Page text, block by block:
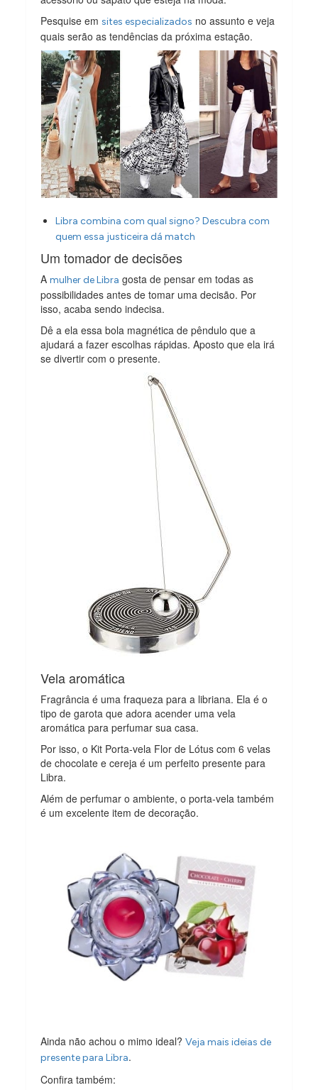
Pesquise emsites especializados no assunto e veja
quais serão as tendências da próxima estação.
Libra combina com qual signo? Descubra com
quem essa justiceira dá match
Um tomador de decisões
Amulher de Libra gosta de pensar em todas as
possibilidades antes de tomar uma decisão. Por
isso, acaba sendo indecisa.
Dê a ela essa bola magnética de pêndulo que a
ajudará a fazer escolhas rápidas. Aposto que ela irá
se divertir com o presente.
Vela aromática
Fragrância é uma fraqueza para a libriana. Ela é o
tipo de garota que adora acender uma vela
aromática para perfumar sua casa.
Por isso, o Kit Porta-vela Flor de Lótus com 6 velas
de chocolate e cereja é um perfeito presente para
Libra.
Além de perfumar o ambiente, o porta-vela também
é um excelente item de decoração.
Ainda não achou o mimo ideal?Veja mais ideias de
presente para Libra.
Confira também: